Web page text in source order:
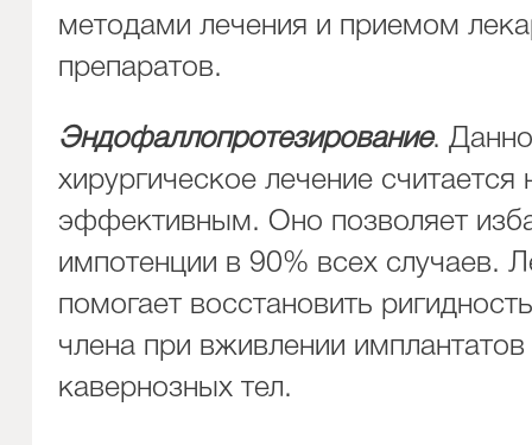
методами лечения и приемом
препаратов.
Эндофаллопротезирование.
хирургическое лечение считается
эффективным. Оно позволяет
импотенции в 90% всех случаев.
помогает восстановить
члена при вживлении имплантатов
кавернозных тел.